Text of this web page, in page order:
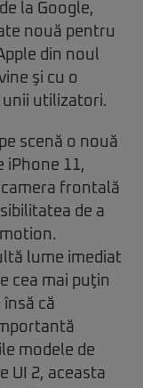
la Google,
nouă pentru
din noul
şi cu o
utilizatori.
scenă o nouă
iPhone 11,
frontală
de a
lume imediat
cea mai puţin
că
modele de
UI 2, aceasta